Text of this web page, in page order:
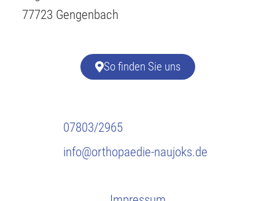
77723 Gengenbach
So finden Sie uns
07803/2965
info@orthopaedie-naujoks.de